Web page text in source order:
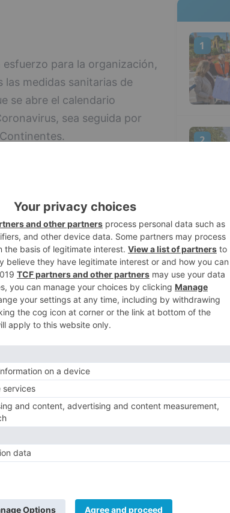
para la organización,
medidas sanitarias de
se abre el calendario
sea seguida por
especialmente de los
un éxito de organización,
repartidos en 22
máxima categoría
que apenas sí han
ganas para demostrar su
euros, cantidad que no se
pese a las medidas
lo relacionado con la
de la prueba ya
que el martes 28 de julio,
ciclistas y acompañantes. Al
de aficionados y
en la entrega de premios,
la suya en representación
1
2
3